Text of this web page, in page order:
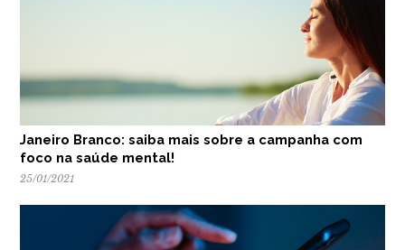
Janeiro Branco: saiba mais sobre a campanha com
foco na saúde mental!
25/01/2021